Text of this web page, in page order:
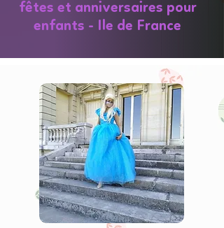
fêtes et anniversaires pour
enfants - Ile de France